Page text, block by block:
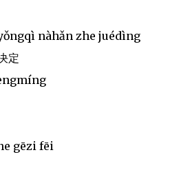
nàhǎn zhe juédìng
定
gēzi fēi